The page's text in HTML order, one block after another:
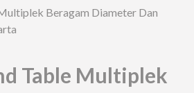
Beragam Diameter Dan
Table Multiplek